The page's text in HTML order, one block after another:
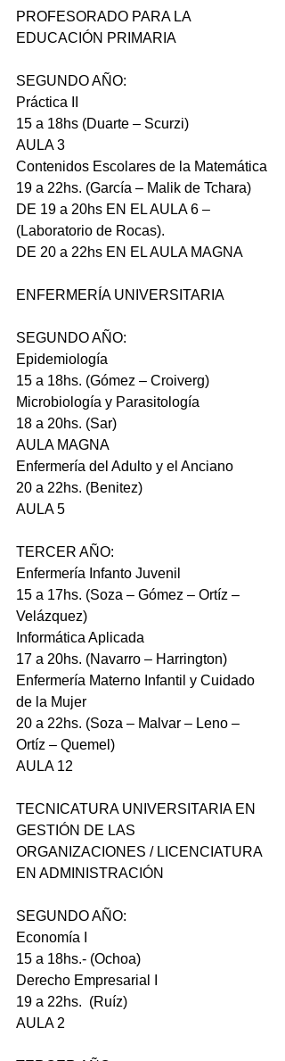
PROFESORADO PARA LA
EDUCACIÓN PRIMARIA
SEGUNDO AÑO:
Práctica II
15 a 18hs (Duarte – Scurzi)
AULA 3
Contenidos Escolares de la Matemática
19 a 22hs. (García – Malik de Tchara)
DE 19 a 20hs EN EL AULA 6 –
(Laboratorio de Rocas).
DE 20 a 22hs EN EL AULA MAGNA
ENFERMERÍA UNIVERSITARIA
SEGUNDO AÑO:
Epidemiología
15 a 18hs. (Gómez – Croiverg)
Microbiología y Parasitología
18 a 20hs. (Sar)
AULA MAGNA
Enfermería del Adulto y el Anciano
20 a 22hs. (Benitez)
AULA 5
TERCER AÑO:
Enfermería Infanto Juvenil
15 a 17hs. (Soza – Gómez – Ortíz –
Velázquez)
Informática Aplicada
17 a 20hs. (Navarro – Harrington)
Enfermería Materno Infantil y Cuidado
de la Mujer
20 a 22hs. (Soza – Malvar – Leno –
Ortíz – Quemel)
AULA 12
TECNICATURA UNIVERSITARIA EN
GESTIÓN DE LAS
ORGANIZACIONES / LICENCIATURA
EN ADMINISTRACIÓN
SEGUNDO AÑO:
Economía I
15 a 18hs.- (Ochoa)
Derecho Empresarial I
19 a 22hs.  (Ruíz)
AULA 2